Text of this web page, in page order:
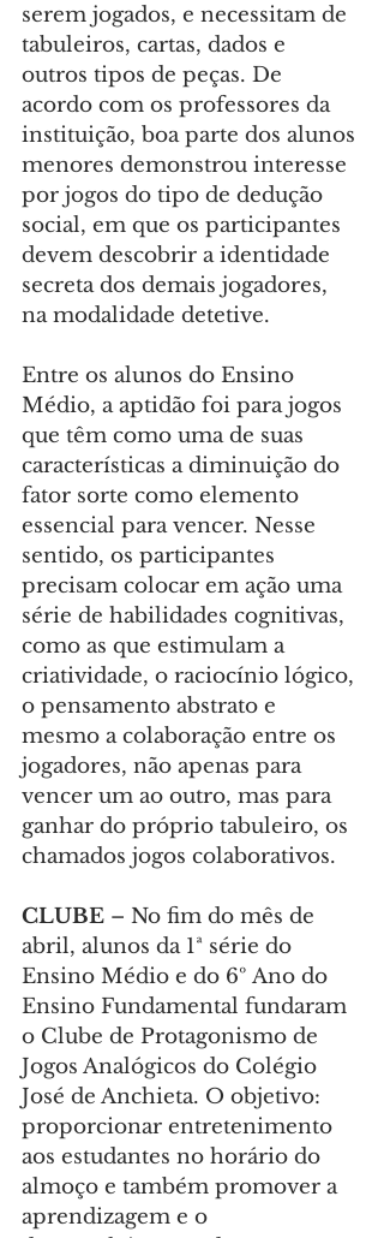
serem jogados, e necessitam de
tabuleiros, cartas, dados e
outros tipos de peças. De
acordo com os professores da
instituição, boa parte dos alunos
menores demonstrou interesse
por jogos do tipo de dedução
social, em que os participantes
devem descobrir a identidade
secreta dos demais jogadores,
na modalidade detetive.
Entre os alunos do Ensino
Médio, a aptidão foi para jogos
que têm como uma de suas
características a diminuição do
fator sorte como elemento
essencial para vencer. Nesse
sentido, os participantes
precisam colocar em ação uma
série de habilidades cognitivas,
como as que estimulam a
criatividade, o raciocínio lógico,
o pensamento abstrato e
mesmo a colaboração entre os
jogadores, não apenas para
vencer um ao outro, mas para
ganhar do próprio tabuleiro, os
chamados jogos colaborativos.
CLUBE – No fim do mês de
abril, alunos da 1ª série do
Ensino Médio e do 6º Ano do
Ensino Fundamental fundaram
o Clube de Protagonismo de
Jogos Analógicos do Colégio
José de Anchieta. O objetivo:
proporcionar entretenimento
aos estudantes no horário do
almoço e também promover a
aprendizagem e o